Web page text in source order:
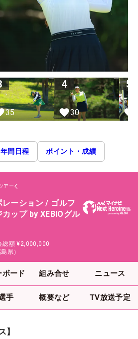
35
4
30
5
年間日程 ポイント・成績
アー
レーション / ゴルフ
ップ by XEBIOグル
総額 ¥2,000,000
県）
ボード 組み合せ ニュース
手 概要など TV放送予定
】